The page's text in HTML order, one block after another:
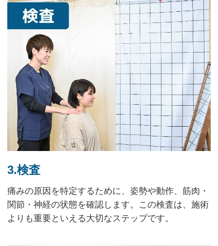
3.検査
痛みの原因を特定するために、姿勢や動作、筋肉・
関節・神経の状態を確認します。この検査は、施術
よりも重要といえる大切なステップです。